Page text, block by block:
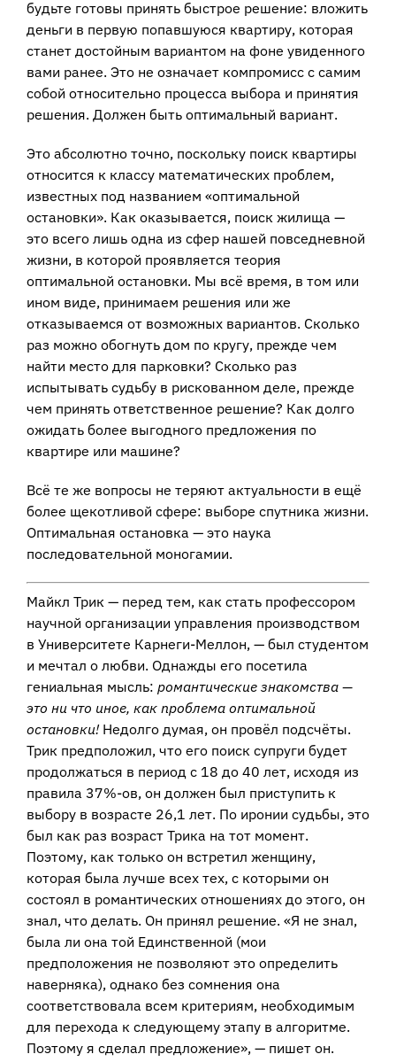
будьте готовы принять быстрое решение: вложить
деньги в первую попавшуюся квартиру, которая
станет достойным вариантом на фоне увиденного
вами ранее. Это не означает компромисс с самим
собой относительно процесса выбора и принятия
решения. Должен быть оптимальный вариант.
Это абсолютно точно, поскольку поиск квартиры
относится к классу математических проблем,
известных под названием «оптимальной
остановки». Как оказывается, поиск жилища —
это всего лишь одна из сфер нашей повседневной
жизни, в которой проявляется теория
оптимальной остановки. Мы всё время, в том или
ином виде, принимаем решения или же
отказываемся от возможных вариантов. Сколько
раз можно обогнуть дом по кругу, прежде чем
найти место для парковки? Сколько раз
испытывать судьбу в рискованном деле, прежде
чем принять ответственное решение? Как долго
ожидать более выгодного предложения по
квартире или машине?
Всё те же вопросы не теряют актуальности в ещё
более щекотливой сфере: выборе спутника жизни.
Оптимальная остановка — это наука
последовательной моногамии.
Майкл Трик — перед тем, как стать профессором
научной организации управления производством
в Университете Карнеги-Меллон, — был студентом
и мечтал о любви. Однажды его посетила
гениальная мысль: романтические знакомства —
это ни что иное, как проблема оптимальной
остановки! Недолго думая, он провёл подсчёты.
Трик предположил, что его поиск супруги будет
продолжаться в период с 18 до 40 лет, исходя из
правила 37%-ов, он должен был приступить к
выбору в возрасте 26,1 лет. По иронии судьбы, это
был как раз возраст Трика на тот момент.
Поэтому, как только он встретил женщину,
которая была лучше всех тех, с которыми он
состоял в романтических отношениях до этого, он
знал, что делать. Он принял решение. «Я не знал,
была ли она той Единственной (мои
предположения не позволяют это определить
наверняка), однако без сомнения она
соответствовала всем критериям, необходимым
для перехода к следующему этапу в алгоритме.
Поэтому я сделал предложение», — пишет он.